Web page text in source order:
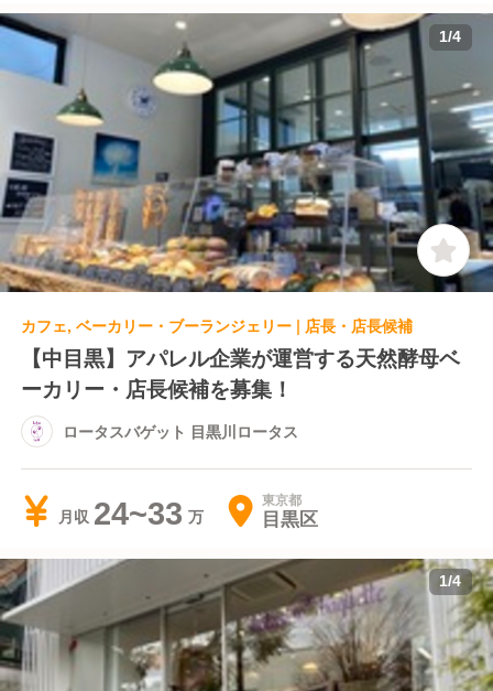
1/4
カフェ, ベーカリー・ブーランジェリー | 店長・店長候補
【中目黒】アパレル企業が運営する天然酵母ベ
ーカリー・店長候補を募集！
ロータスバゲット 目黒川ロータス
月収 24~33 東京都
目黒区
1/4